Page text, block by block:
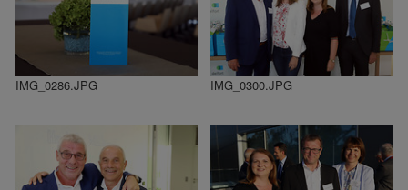
IMG_0286.JPG IMG_0300.JPG